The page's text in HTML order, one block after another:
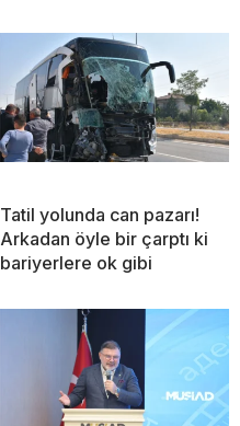
Tatil yolunda can pazarı!
Arkadan öyle bir çarptı ki
bariyerlere ok gibi